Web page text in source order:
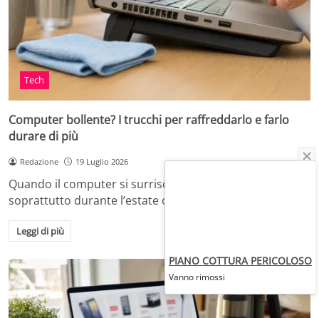
Tech
Computer bollente? I trucchi per raffreddarlo e farlo
durare di più
Redazione 19 Luglio 2026
Quando il computer si surriscalda, in casa o in ufficio,
soprattutto durante l’estate o dopo…
Leggi di più
PIANO COTTURA PERICOLOSO
Vanno rimossi